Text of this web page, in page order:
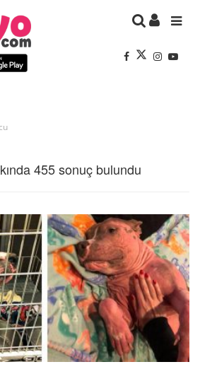
455 sonuç bulundu